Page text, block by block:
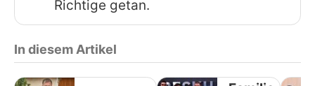
Richtige getan.
In diesem Artikel